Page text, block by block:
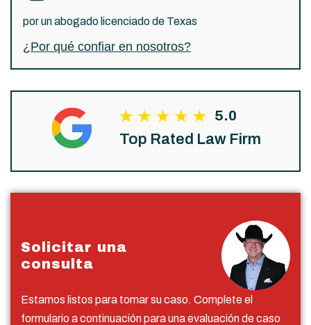
por un abogado licenciado de Texas
¿Por qué confiar en nosotros?
5.0
Top Rated Law Firm
Solicitar una
consulta
Estamos listos para tomar su caso. Complete el
formulario a continuación para una evaluación de caso